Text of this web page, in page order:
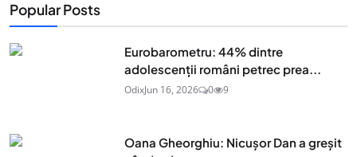
Popular Posts
Eurobarometru: 44% dintre
adolescenţii români petrec prea...
OdixJun 16, 2026 0 9
Oana Gheorghiu: Nicușor Dan a greșit